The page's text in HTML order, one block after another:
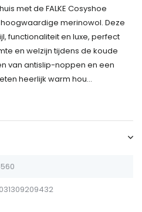
met de FALKE Cosyshoe
merinowol. Deze
functionaliteit en luxe, perfect
en welzijn tijdens de koude
van antislip-noppen en een
heerlijk warm hou...